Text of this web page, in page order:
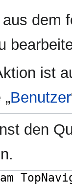
dem
ist
Benutzer
den